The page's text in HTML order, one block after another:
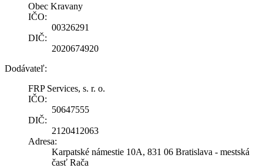
Obec Kravany
IČO:
00326291
DIČ:
2020674920
Dodávateľ:
FRP Services, s. r. o.
IČO:
50647555
DIČ:
2120412063
Adresa:
Karpatské námestie 10A, 831 06 Bratislava - mestská
časť Rača